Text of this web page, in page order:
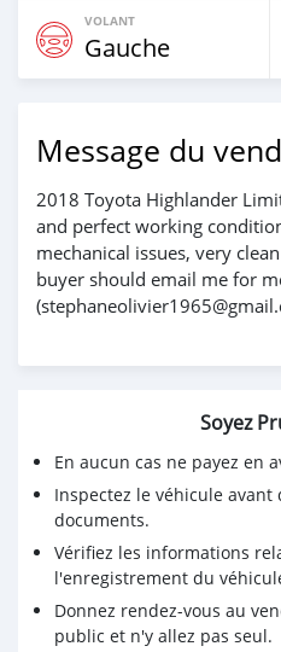
VOLANT
Gauche
Message du
2018 Toyota Highlander
and perfect working
mechanical issues, very
buyer should email me for
Soyez
En aucun cas ne payez en
Inspectez le véhicule
documents.
Vérifiez les informations
l'enregistrement du
Donnez rendez-vous au
public et n'y allez pas seul.